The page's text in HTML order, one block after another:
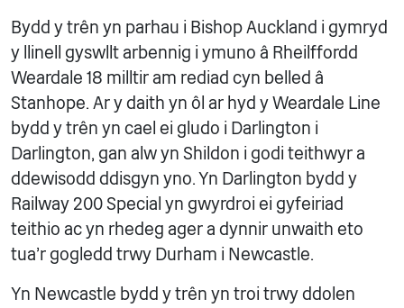
Bydd y trên yn parhau i Bishop Auckland i gymryd
y llinell gyswllt arbennig i ymuno â Rheilffordd
Weardale 18 milltir am rediad cyn belled â
Stanhope. Ar y daith yn ôl ar hyd y Weardale Line
bydd y trên yn cael ei gludo i Darlington i
Darlington, gan alw yn Shildon i godi teithwyr a
ddewisodd ddisgyn yno. Yn Darlington bydd y
Railway 200 Special yn gwyrdroi ei gyfeiriad
teithio ac yn rhedeg ager a dynnir unwaith eto
tua'r gogledd trwy Durham i Newcastle.
Yn Newcastle bydd y trên yn troi trwy ddolen